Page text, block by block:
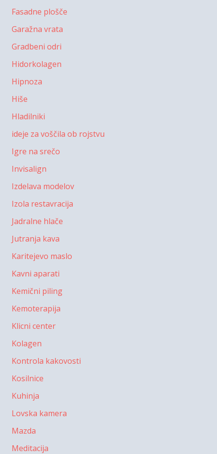
Fasadne plošče
Garažna vrata
Gradbeni odri
Hidorkolagen
Hipnoza
Hiše
Hladilniki
ideje za voščila ob rojstvu
Igre na srečo
Invisalign
Izdelava modelov
Izola restavracija
Jadralne hlače
Jutranja kava
Karitejevo maslo
Kavni aparati
Kemični piling
Kemoterapija
Klicni center
Kolagen
Kontrola kakovosti
Kosilnice
Kuhinja
Lovska kamera
Mazda
Meditacija